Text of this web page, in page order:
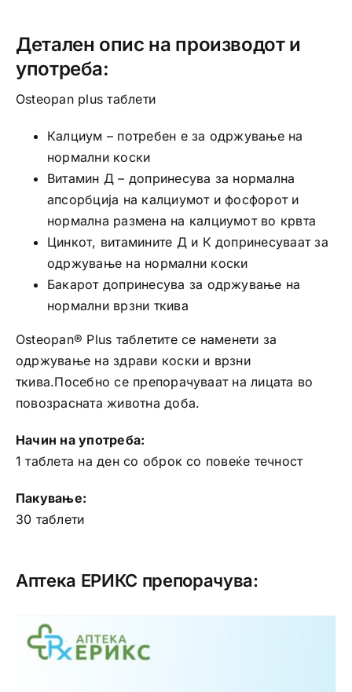
Детален опис на производот и
употреба:
Osteopan plus таблети
Калциум – потребен е за одржување на
нормални коски
Витамин Д – допринесува за нормална
апсорбција на калциумот и фосфорот и
нормална размена на калциумот во крвта
Цинкот, витамините Д и К допринесуваат за
одржување на нормални коски
Бакарот допринесува за одржување на
нормални врзни ткива
Osteopan® Plus таблетите се наменети за
одржување на здрави коски и врзни
ткива.Посебно се препорачуваат на лицата во
повозрасната животна доба.
Начин на употреба:
1 таблета на ден со оброк со повеќе течност
Пакување:
30 таблети
Аптека ЕРИКС препорачува: